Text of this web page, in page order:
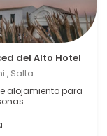
del Alto Hotel
, Salta
alojamiento para